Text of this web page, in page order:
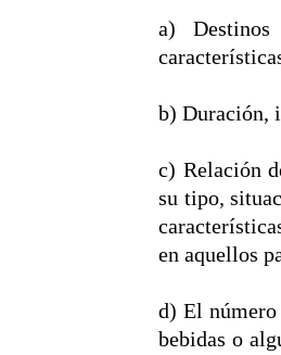
a)
b) Duración,
c) Relación
su tipo,
en aquellos
d) El número
bebidas o